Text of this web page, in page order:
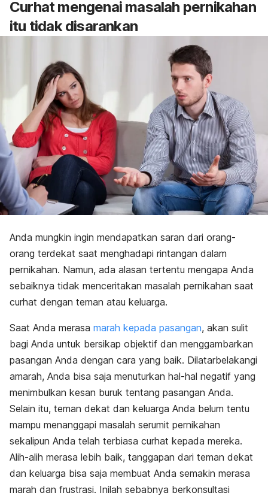
Curhat mengenai masalah pernikahan
itu tidak disarankan
Anda mungkin ingin mendapatkan saran dari orang-
orang terdekat saat menghadapi rintangan dalam
pernikahan. Namun, ada alasan tertentu mengapa Anda
sebaiknya tidak menceritakan masalah pernikahan saat
curhat dengan teman atau keluarga.
Saat Anda merasa marah kepada pasangan, akan sulit
bagi Anda untuk bersikap objektif dan menggambarkan
pasangan Anda dengan cara yang baik. Dilatarbelakangi
amarah, Anda bisa saja menuturkan hal-hal negatif yang
menimbulkan kesan buruk tentang pasangan Anda.
Selain itu, teman dekat dan keluarga Anda belum tentu
mampu menanggapi masalah serumit pernikahan
sekalipun Anda telah terbiasa curhat kepada mereka.
Alih-alih merasa lebih baik, tanggapan dari teman dekat
dan keluarga bisa saja membuat Anda semakin merasa
marah dan frustrasi. Inilah sebabnya berkonsultasi